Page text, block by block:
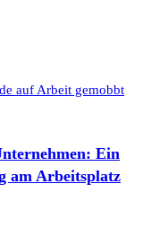
Ein
am Arbeitsplatz